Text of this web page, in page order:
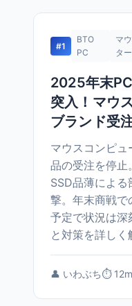
#1
BTO
PC
マ
ター
2025年末
突入！マウ
ブランド受
マウスコンピュ
品の受注を停止
SSD品薄によ
撃。年末商戦で
予定で状況は深
と対策を詳しく
👤 いわぶち⏱️ 12m